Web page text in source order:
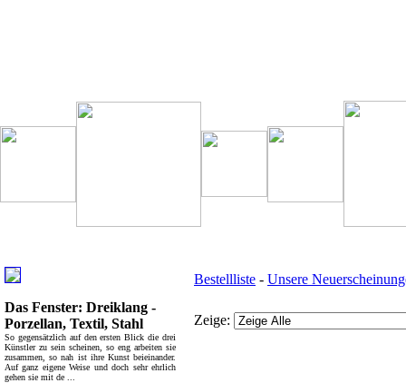
Das Fenster: Dreiklang -
Porzellan, Textil, Stahl
So gegensätzlich auf den ersten Blick die drei
Künstler zu sein scheinen, so eng arbeiten sie
zusammen, so nah ist ihre Kunst beieinander.
Auf ganz eigene Weise und doch sehr ehrlich
gehen sie mit de ...
Bestellliste - Unsere
Zeige: